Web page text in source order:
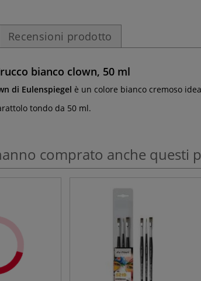
Recensioni prodotto
bianco clown, 50 ml
di Eulenspiegel è un colore bianco cremoso
tondo da 50 ml.
comprato anche questi